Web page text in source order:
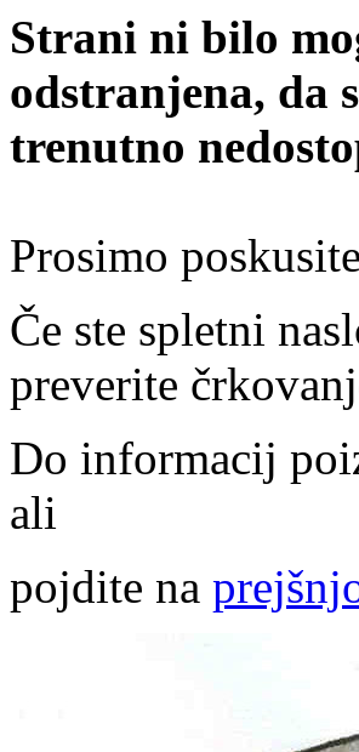
Strani ni bilo
odstranjena, da
trenutno
Prosimo
Če ste spletni
preverite
Do informacij
ali
pojdite na